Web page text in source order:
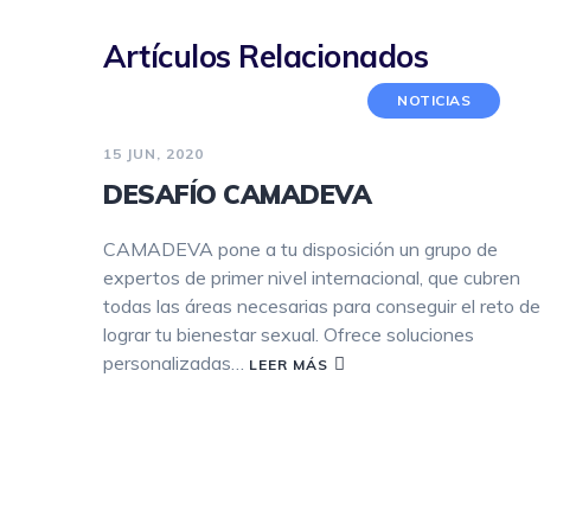
Artículos Relacionados
NOTICIAS
15 JUN, 2020
DESAFÍO CAMADEVA
CAMADEVA pone a tu disposición un grupo de
expertos de primer nivel internacional, que cubren
todas las áreas necesarias para conseguir el reto de
lograr tu bienestar sexual. Ofrece soluciones
personalizadas… LEER MÁS